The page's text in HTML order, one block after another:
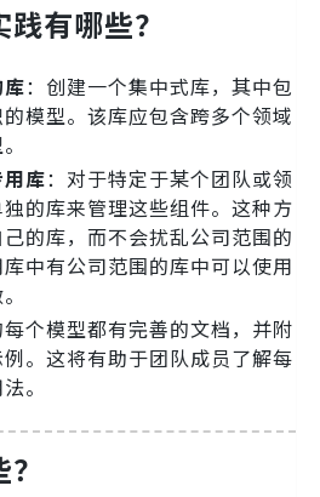
有哪些？
：创建一个集中式库，其中包
模型。该库应包含跨多个领域
库：对于特定于某个团队或领
的库来管理这些组件。这种方
的库，而不会扰乱公司范围的
中有公司范围的库中可以使用
个模型都有完善的文档，并附
。这将有助于团队成员了解每
。